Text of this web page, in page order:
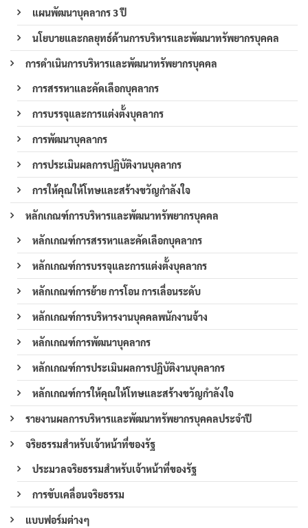
แผนพัฒนาบุคลากร 3 ปี
นโยบายและกลยุทธ์ด้านการบริหารและพัฒนาทรัพยากรบุคคล
การดำเนินการบริหารและพัฒนาทรัพยากรบุคคล
การสรรหาและคัดเลือกบุคลากร
การบรรจุและการแต่งตั้งบุคลากร
การพัฒนาบุคลากร
การประเมินผลการปฏิบัติงานบุคลากร
การให้คุณให้โทษและสร้างขวัญกำลังใจ
หลักเกณฑ์การบริหารและพัฒนาทรัพยากรบุคคล
หลักเกณฑ์การสรรหาและคัดเลือกบุคลากร
หลักเกณฑ์การบรรจุและการแต่งตั้งบุคลากร
หลักเกณฑ์การย้าย การโอน การเลื่อนระดับ
หลักเกณฑ์การบริหารงานบุคคลพนักงานจ้าง
หลักเกณฑ์การพัฒนาบุคลากร
หลักเกณฑ์การประเมินผลการปฏิบัติงานบุคลากร
หลักเกณฑ์การให้คุณให้โทษและสร้างขวัญกำลังใจ
รายงานผลการบริหารและพัฒนาทรัพยากรบุคคลประจำปี
จริยธรรมสำหรับเจ้าหน้าที่ของรัฐ
ประมวลจริยธรรมสำหรับเจ้าหน้าที่ของรัฐ
การขับเคลื่อนจริยธรรม
แบบฟอร์มต่างๆ